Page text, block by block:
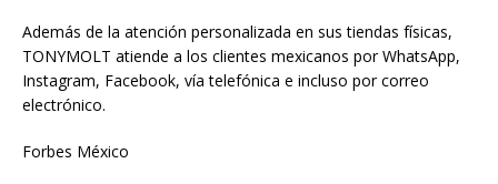
Además de la atención personalizada en sus tiendas físicas,
TONYMOLT atiende a los clientes mexicanos por WhatsApp,
Instagram, Facebook, vía telefónica e incluso por correo
electrónico.
Forbes México